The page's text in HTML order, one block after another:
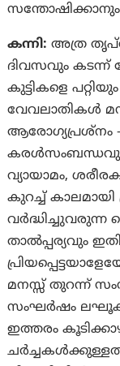
സന്തോഷിക്കാനും
കന്നി:അത്ര
ദിവസവും കടന്ന്
കുട്ടികളെ
വേവലാതികള്‍
ആരോഗ്യപ്രശ്‌നം
വ്യായാമം,
കുറച്ച് കാലമായി
താൽപ്പര്യവും
മനസ്സ് തുറന്ന്
സംഘര്‍ഷം
ഇത്തരം